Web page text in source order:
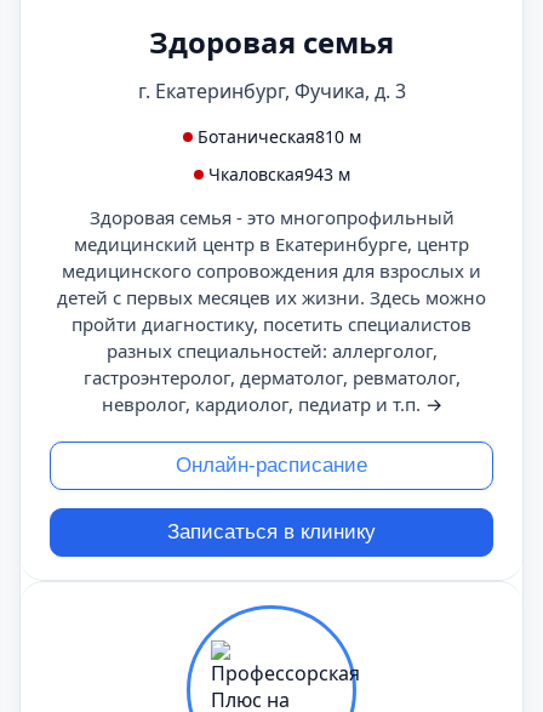
Здоровая семья
г. Екатеринбург, Фучика, д. 3
Ботаническая810 м
Чкаловская943 м
Здоровая семья - это многопрофильный
медицинский центр в Екатеринбурге, центр
медицинского сопровождения для взрослых и
детей с первых месяцев их жизни. Здесь можно
пройти диагностику, посетить специалистов
разных специальностей: аллерголог,
гастроэнтеролог, дерматолог, ревматолог,
невролог, кардиолог, педиатр и т.п. →
Онлайн-расписание
Записаться в клинику